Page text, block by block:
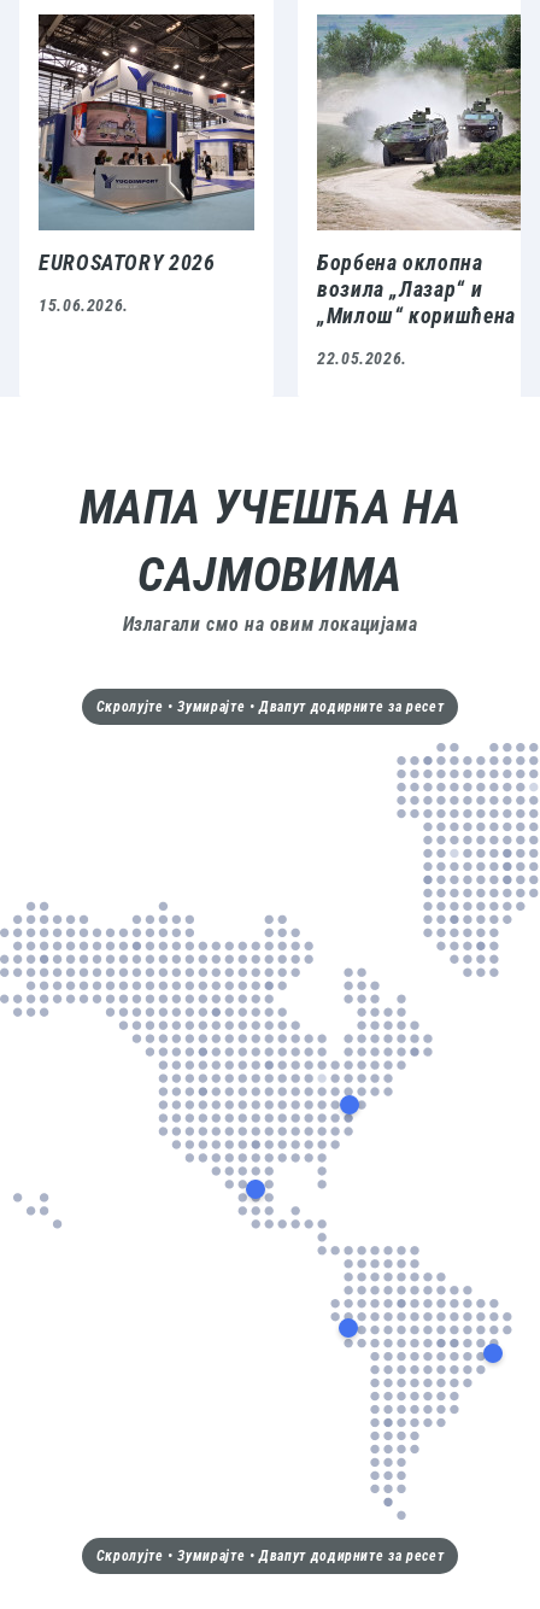
EUROSATORY 2026
15.06.2026.
Борбена оклопна
возила „Лазар“ и
„Милош“ коришћена
„НАТО–Србија“
22.05.2026.
МАПА УЧЕШЋА НА
САЈМОВИМА
Излагали смо на овим локацијама
Скролујте • Зумирајте • Двапут додирните за ресет
Скролујте • Зумирајте • Двапут додирните за ресет